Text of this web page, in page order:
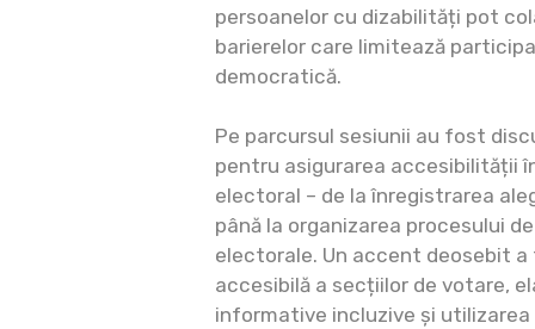
persoanelor cu dizabilități pot
barierelor care limitează
democratică.
Pe parcursul sesiunii au fost
pentru asigurarea accesibilității
electoral – de la înregistrarea
până la organizarea procesului
electorale. Un accent deosebit
accesibilă a secțiilor de votare,
informative incluzive și